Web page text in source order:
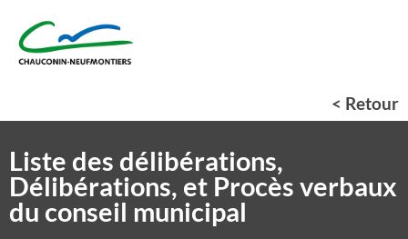
< Retour
Liste des délibérations,
Délibérations, et Procès verbaux
du conseil municipal